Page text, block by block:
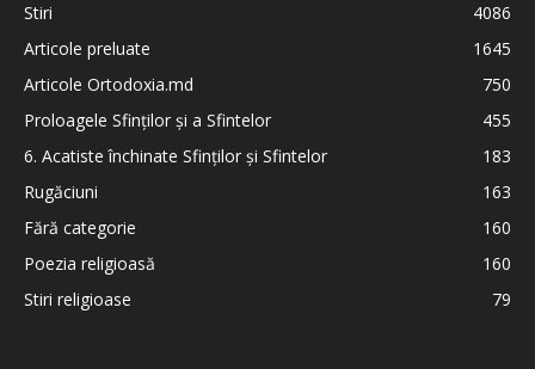
Stiri
4086
Articole preluate
1645
Articole Ortodoxia.md
750
Proloagele Sfinților și a Sfintelor
455
6. Acatiste închinate Sfinților și Sfintelor
183
Rugăciuni
163
Fără categorie
160
Poezia religioasă
160
Stiri religioase
79